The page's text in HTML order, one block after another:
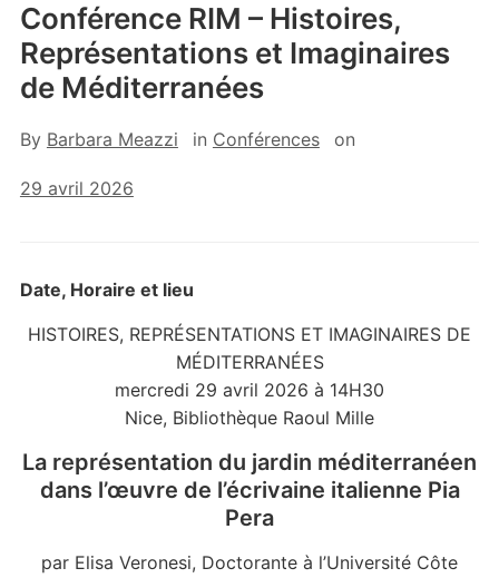
Conférence RIM – Histoires,
Représentations et Imaginaires
de Méditerranées
By Barbara Meazzi in Conférences on
29 avril 2026
Date, Horaire et lieu
HISTOIRES, REPRÉSENTATIONS ET IMAGINAIRES DE
MÉDITERRANÉES
mercredi 29 avril 2026 à 14H30
Nice, Bibliothèque Raoul Mille
La représentation du jardin méditerranéen
dans l’œuvre de l’écrivaine italienne Pia
Pera
par Elisa Veronesi, Doctorante à l’Université Côte